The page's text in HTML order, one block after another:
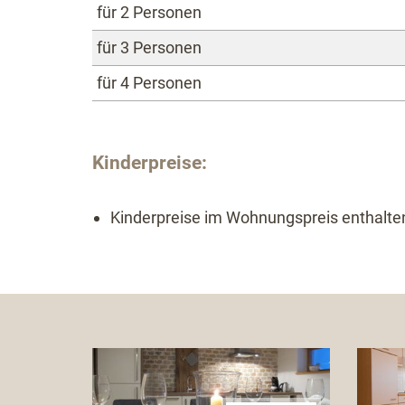
für 2 Personen
für 3 Personen
für 4 Personen
Kinderpreise:
Kinderpreise im Wohnungspreis